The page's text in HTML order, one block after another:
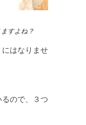
すよね？
はなりませ
ので、３つ